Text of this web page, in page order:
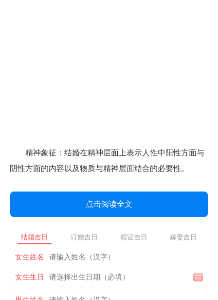
精神象征：结婚在精神层面上表示人性中阳性方面与
阴性方面的内容以及物质与精神层面结合的必要性。
点击阅读全文
结婚吉日 订婚吉日 领证吉日 嫁娶吉日
女生姓名
女生生日